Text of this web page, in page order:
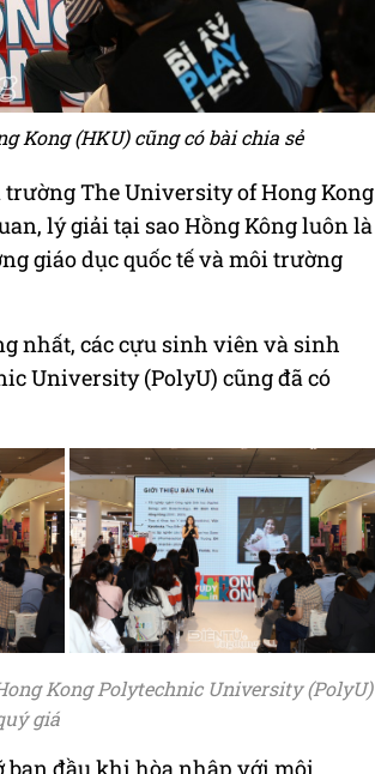
Kong (HKU) cũng có bài chia sẻ
The University of Hong Kong
lý giải tại sao Hồng Kông luôn là
giáo dục quốc tế và môi trường
nhất, các cựu sinh viên và sinh
University (PolyU) cũng đã có
Kong Polytechnic University (PolyU)
giá